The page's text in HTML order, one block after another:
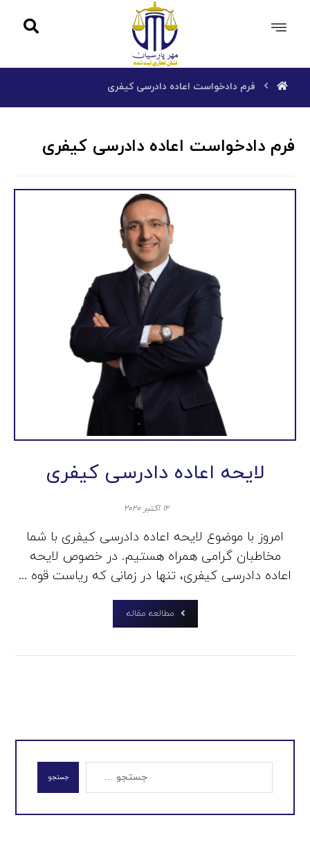
فرم دادخواست اعاده دادرسی کیفری
فرم دادخواست اعاده دادرسی کیفری
لایحه اعاده دادرسی کیفری
۱۲ اکتبر ۲۰۲۰
امروز با موضوع لایحه اعاده دادرسی کیفری با شما
مخاطبان گرامی همراه هستیم. در خصوص لایحه
اعاده دادرسی کیفری، تنها در زمانی که ریاست قوه ...
مطالعه مقاله
جستجو